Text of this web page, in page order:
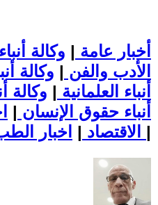
أخبار عامة | وكالة
الأدب والفن | وكالة
أنباء العلمانية | وكالة
أنباء حقوق الإنسان |
الاقتصاد | |